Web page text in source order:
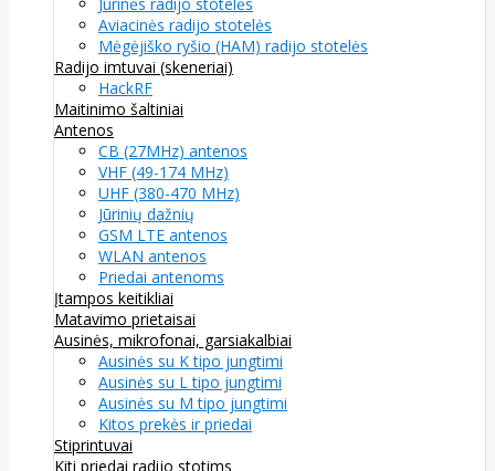
Aviacinės radijo stotelės
Mėgėjiško ryšio (HAM) radijo stotelės
Radijo imtuvai (skeneriai)
HackRF
Maitinimo šaltiniai
Antenos
CB (27MHz) antenos
VHF (49-174 MHz)
UHF (380-470 MHz)
Jūrinių dažnių
GSM LTE antenos
WLAN antenos
Priedai antenoms
Įtampos keitikliai
Matavimo prietaisai
Ausinės, mikrofonai, garsiakalbiai
Ausinės su K tipo jungtimi
Ausinės su L tipo jungtimi
Ausinės su M tipo jungtimi
Kitos prekės ir priedai
Stiprintuvai
Kiti priedai radijo stotims